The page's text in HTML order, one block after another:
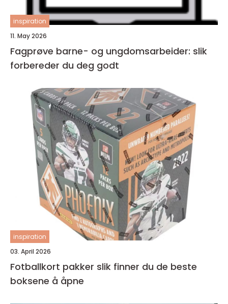
inspiration
11. May 2026
Fagprøve barne- og ungdomsarbeider: slik
forbereder du deg godt
inspiration
03. April 2026
Fotballkort pakker slik finner du de beste
boksene å åpne